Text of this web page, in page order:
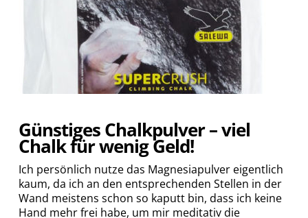
Günstiges Chalkpulver – viel
Chalk für wenig Geld!
Ich persönlich nutze das Magnesiapulver eigentlich
kaum, da ich an den entsprechenden Stellen in der
Wand meistens schon so kaputt bin, dass ich keine
Hand mehr frei habe, um mir meditativ die